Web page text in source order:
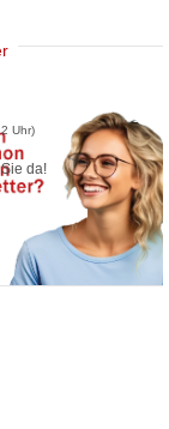
Uhr)
da!